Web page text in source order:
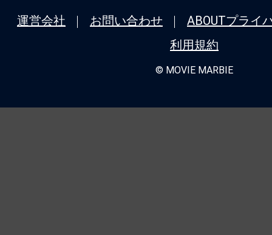
運営会社 お問い合わせ ABOUTプライ
利用規約
© MOVIE MARBIE